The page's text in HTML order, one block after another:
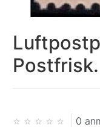
Postfrisk.
0